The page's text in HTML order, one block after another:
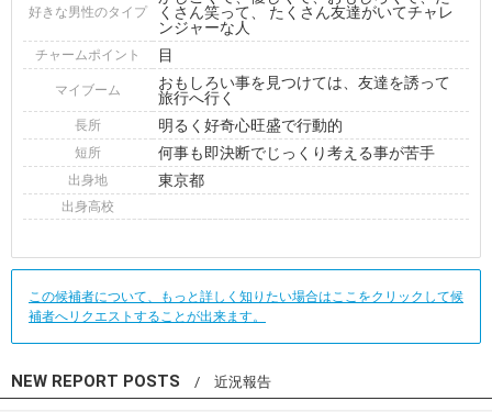
好きな男性のタイプ
くさん笑って、 たくさん友達がいてチャレ
ンジャーな人
チャームポイント 目
マイブーム
おもしろい事を見つけては、友達を誘って
旅行へ行く
長所 明るく好奇心旺盛で行動的
短所 何事も即決断でじっくり考える事が苦手
出身地 東京都
出身高校
この候補者について、もっと詳しく知りたい場合はここをクリックして候
補者へリクエストすることが出来ます。
NEW REPORT POSTS / 近況報告